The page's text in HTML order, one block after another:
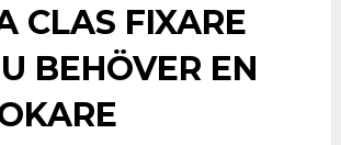
CLAS FIXARE
BEHÖVER EN